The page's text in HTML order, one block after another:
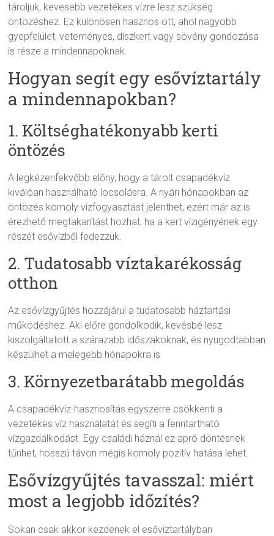
tároljuk, kevesebb vezetékes vízre lesz szükség
öntözéshez. Ez különösen hasznos ott, ahol nagyobb
gyepfelület, veteményes, díszkert vagy sövény gondozása
is része a mindennapoknak.
Hogyan segít egy esővíztartály
a mindennapokban?
1. Költséghatékonyabb kerti
öntözés
A legkézenfekvőbb előny, hogy a tárolt csapadékvíz
kiválóan használható locsolásra. A nyári hónapokban az
öntözés komoly vízfogyasztást jelenthet, ezért már az is
érezhető megtakarítást hozhat, ha a kert vízigényének egy
részét esővízből fedezzük.
2. Tudatosabb víztakarékosság
otthon
Az esővízgyűjtés hozzájárul a tudatosabb háztartási
működéshez. Aki előre gondolkodik, kevésbé lesz
kiszolgáltatott a szárazabb időszakoknak, és nyugodtabban
készülhet a melegebb hónapokra is.
3. Környezetbarátabb megoldás
A csapadékvíz-hasznosítás egyszerre csökkenti a
vezetékes víz használatát és segíti a fenntartható
vízgazdálkodást. Egy családi háznál ez apró döntésnek
tűnhet, hosszú távon mégis komoly pozitív hatása lehet.
Esővízgyűjtés tavasszal: miért
most a legjobb időzítés?
Sokan csak akkor kezdenek el esővíztartályban